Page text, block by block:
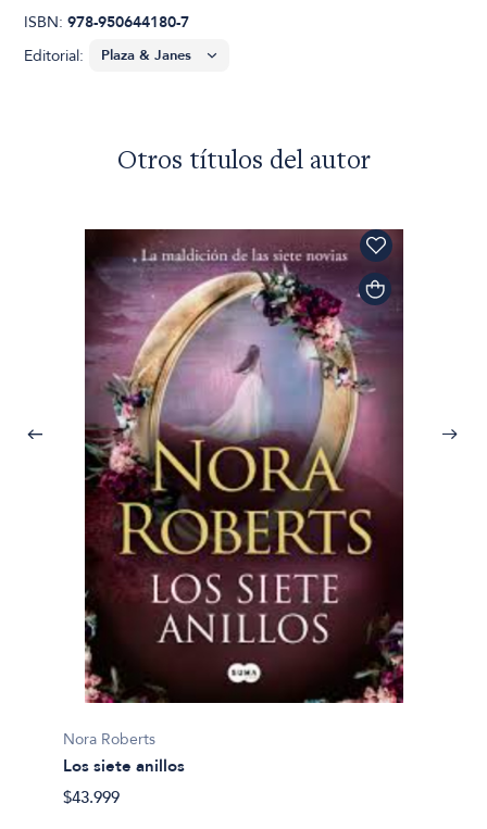
ISBN:978-950644180-7
Editorial:
Otros títulos del autor
Nora Roberts
Los siete anillos
$43.999